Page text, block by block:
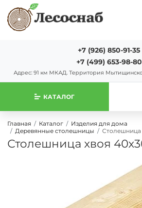
+7 (926) 850-91-35
+7 (499) 653-98-80
Адрес: 91 км МКАД. Территория
КАТАЛОГ
Главная Каталог
Изделия для дома
Деревянные столешницы
Столешница
Столешница хвоя